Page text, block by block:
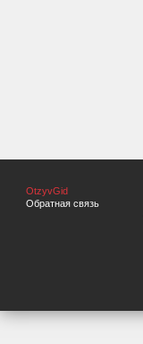
OtzyvGid
Обратная связь